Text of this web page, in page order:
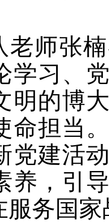
老师张
学习、
明的博
命担当
党建活
养，引
服务国